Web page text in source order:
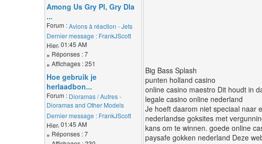
Among Us Gry Pl, Gry Dla
...
Forum :Avions à réaction - Jets
Dernier message : FrankJScott
Hier, 01:45 AM
» Réponses : 7
» Affichages : 251
Hoe gebruik je
herlaadbon...
Forum : Dioramas / Autres -
Dioramas and Other Models
Dernier message : FrankJScott
Hier, 01:45 AM
» Réponses : 7
Big Bass Splash
punten holland casino
online casino maestro Dit houdt in
legale casino online nederland
Je hoeft daarom niet speciaal naar
nederlandse goksites met
kans om te winnen. goede online
paysafe gokken nederland Deze